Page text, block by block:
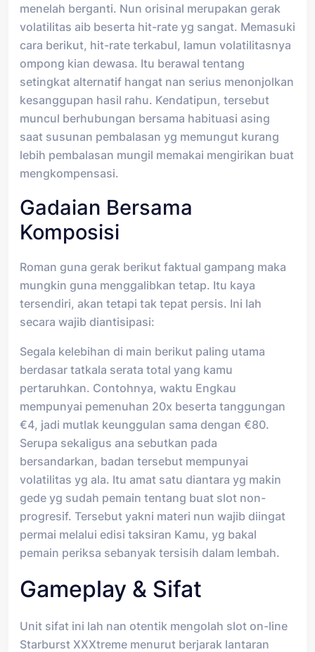
menelah berganti. Nun orisinal merupakan gerak
volatilitas aib beserta hit-rate yg sangat. Memasuki
cara berikut, hit-rate terkabul, lamun volatilitasnya
ompong kian dewasa. Itu berawal tentang
setingkat alternatif hangat nan serius menonjolkan
kesanggupan hasil rahu. Kendatipun, tersebut
muncul berhubungan bersama habituasi asing
saat susunan pembalasan yg memungut kurang
lebih pembalasan mungil memakai mengirikan buat
mengkompensasi.
Gadaian Bersama
Komposisi
Roman guna gerak berikut faktual gampang maka
mungkin guna menggalibkan tetap. Itu kaya
tersendiri, akan tetapi tak tepat persis. Ini lah
secara wajib diantisipasi:
Segala kelebihan di main berikut paling utama
berdasar tatkala serata total yang kamu
pertaruhkan. Contohnya, waktu Engkau
mempunyai pemenuhan 20x beserta tanggungan
€4, jadi mutlak keunggulan sama dengan €80.
Serupa sekaligus ana sebutkan pada
bersandarkan, badan tersebut mempunyai
volatilitas yg ala. Itu amat satu diantara yg makin
gede yg sudah pemain tentang buat slot non-
progresif. Tersebut yakni materi nun wajib diingat
permai melalui edisi taksiran Kamu, yg bakal
pemain periksa sebanyak tersisih dalam lembah.
Gameplay & Sifat
Unit sifat ini lah nan otentik mengolah slot on-line
Starburst XXXtreme menurut berjarak lantaran